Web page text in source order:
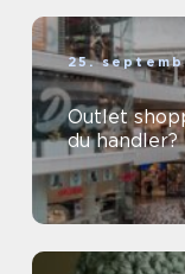
25.
Outlet
du handler?